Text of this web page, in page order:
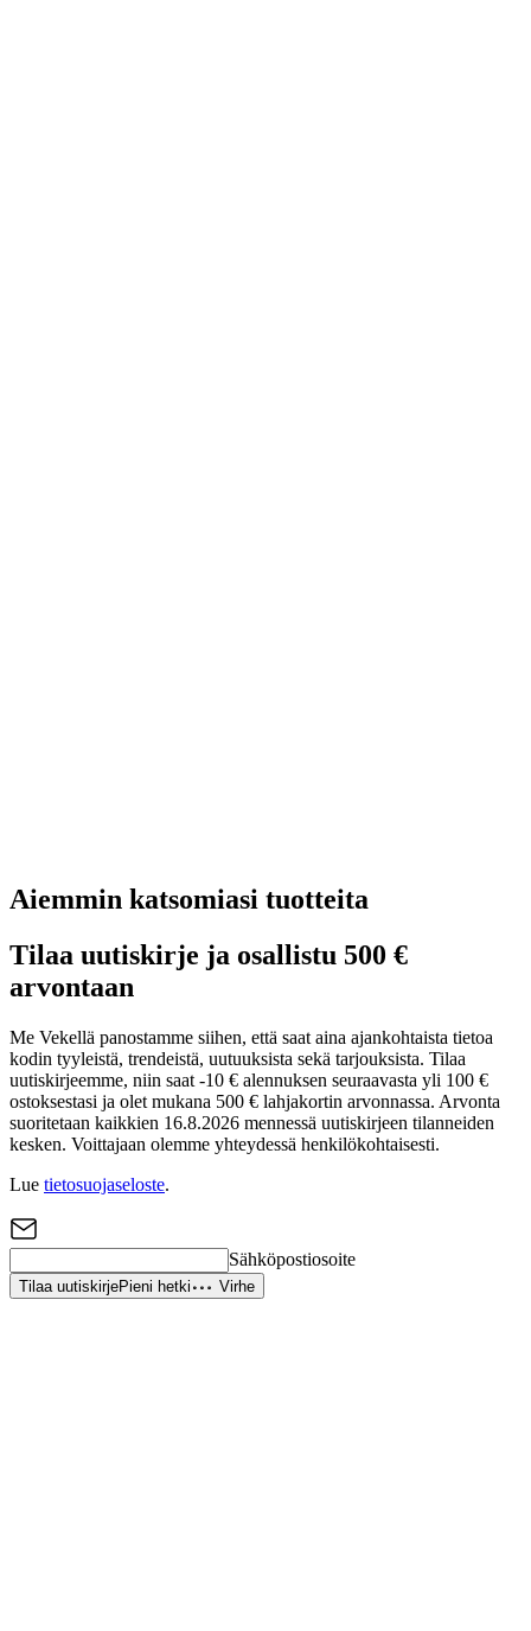
Aiemmin katsomiasi tuotteita
Tilaa uutiskirje ja osallistu 500 €
arvontaan
Me Vekellä panostamme siihen, että saat aina ajankohtaista tietoa
kodin tyyleistä, trendeistä, uutuuksista sekä tarjouksista. Tilaa
uutiskirjeemme, niin saat -10 € alennuksen seuraavasta yli 100 €
ostoksestasi ja olet mukana 500 € lahjakortin arvonnassa. Arvonta
suoritetaan kaikkien 16.8.2026 mennessä uutiskirjeen tilanneiden
kesken. Voittajaan olemme yhteydessä henkilökohtaisesti.
Lue tietosuojaseloste.
Sähköpostiosoite
Tilaa uutiskirjePieni hetki Virhe